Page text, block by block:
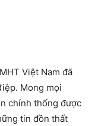
Việt Nam đã
Mong mọi
chính thống được
tin đồn thất